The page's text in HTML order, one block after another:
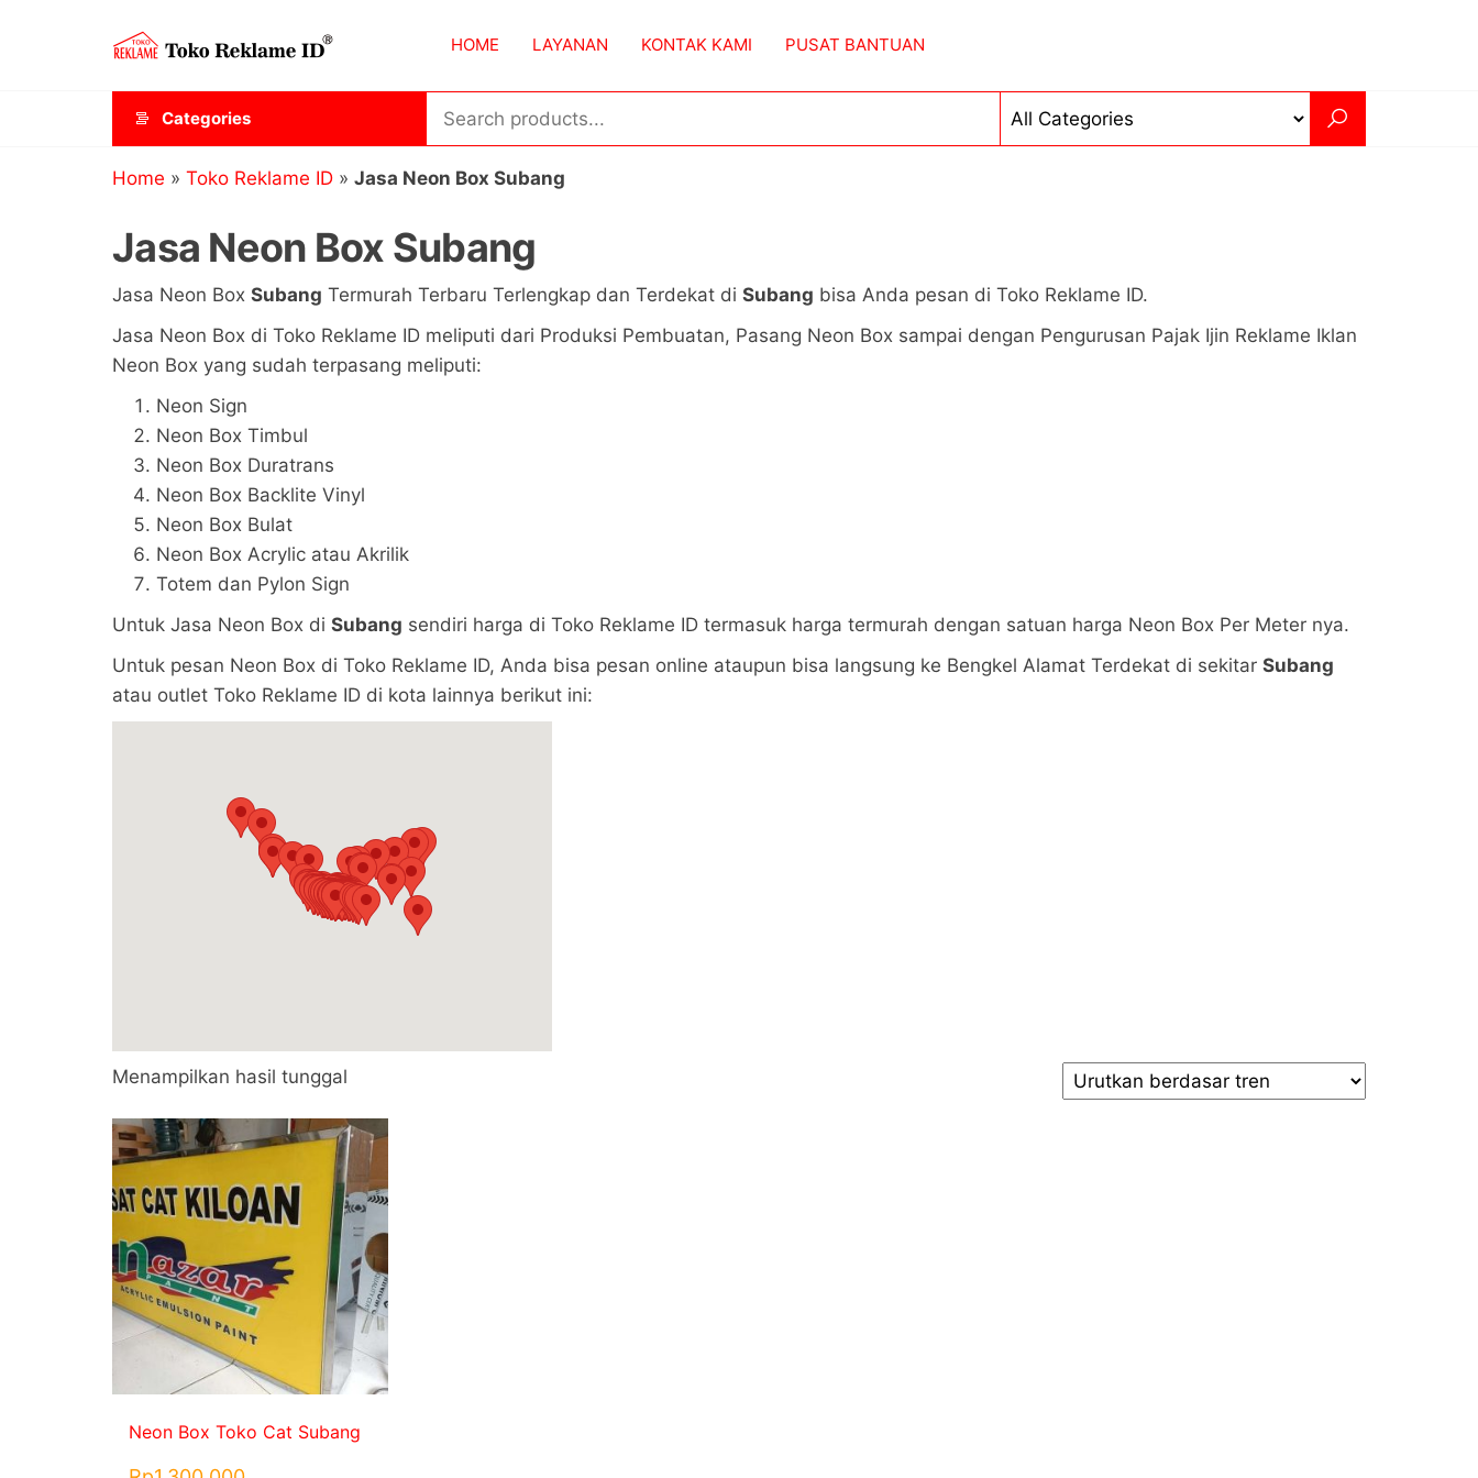
ID
HOME LAYANAN KONTAK KAMI PUSAT BANTUAN
Categories
Home » Toko Reklame ID » Jasa Neon Box Subang
Jasa Neon Box Subang
Jasa Neon Box Subang Termurah Terbaru Terlengkap dan Terdekat di Subang bisa Anda pesan di Toko Reklame ID.
Jasa Neon Box di Toko Reklame ID meliputi dari Produksi Pembuatan, Pasang Neon Box sampai dengan Pengurusan Pajak Ijin Reklame Iklan
Neon Box yang sudah terpasang meliputi:
Neon Sign
Neon Box Timbul
Neon Box Duratrans
Neon Box Backlite Vinyl
Neon Box Bulat
Neon Box Acrylic atau Akrilik
Totem dan Pylon Sign
Untuk Jasa Neon Box di Subang sendiri harga di Toko Reklame ID termasuk harga termurah dengan satuan harga Neon Box Per Meter nya.
Untuk pesan Neon Box di Toko Reklame ID, Anda bisa pesan online ataupun bisa langsung ke Bengkel Alamat Terdekat di sekitar Subang
atau outlet Toko Reklame ID di kota lainnya berikut ini:
Menampilkan hasil tunggal
Neon Box Toko Cat Subang